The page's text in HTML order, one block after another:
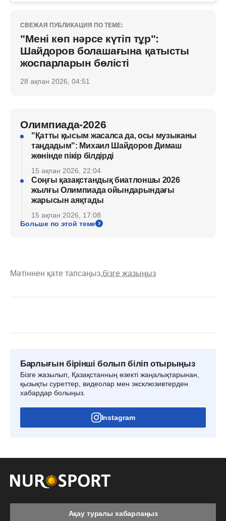
СВЕЖАЯ ПУБЛИКАЦИЯ ПО ТЕМЕ:
"Мені көп нәрсе күтіп тұр":
Шайдоров болашағына қатысты
жоспарларын бөлісті
28 ақпан 2026, 04:51
Олимпиада-2026
"Қатты қысым жасалса да, осы музыканы
таңдадым": Михаил Шайдоров Димаш
жөнінде пікір білдірді
15 ақпан 2026, 22:04
Соңғы қазақстандық биатлоншы 2026
жылғы Олимпиада ойындарындағы
жарысын аяқтады
15 ақпан 2026, 17:08
Больше по этой теме
Мәтіннен қате тапсаңыз,бізге жазыңыз
Барлығын бірінші болып біліп отырыңыз
Бізге жазылып, Қазақстанның өзекті жаңалықтарынан,
қызықты суреттер, видеолар мен эксклюзивтерден
хабардар болыңыз.
Instagram
Ақау туралы хабарлаңыз